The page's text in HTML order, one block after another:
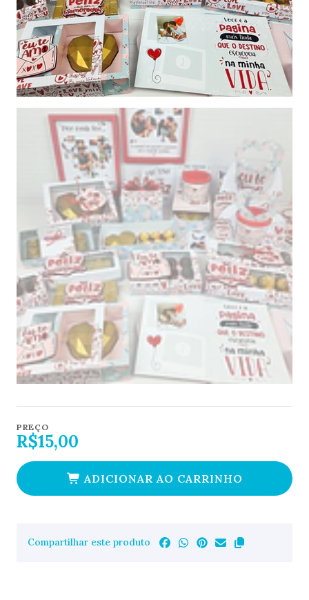
PREÇO
R$15,00
ADICIONAR AO CARRINHO
Compartilhar este produto